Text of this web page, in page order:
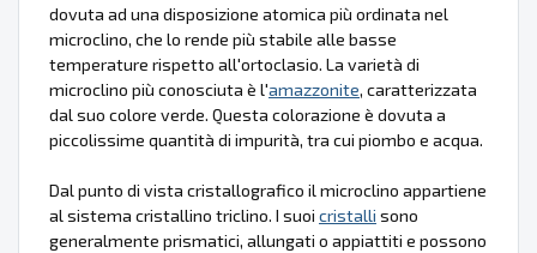
dovuta ad una disposizione atomica più ordinata nel
microclino, che lo rende più stabile alle basse
temperature rispetto all'ortoclasio. La varietà di
microclino più conosciuta è l'amazzonite, caratterizzata
dal suo colore verde. Questa colorazione è dovuta a
piccolissime quantità di impurità, tra cui piombo e acqua.
Dal punto di vista cristallografico il microclino appartiene
al sistema cristallino triclino. I suoi cristalli sono
generalmente prismatici, allungati o appiattiti e possono